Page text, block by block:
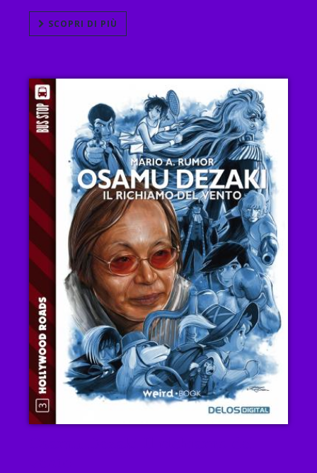
SCOPRI DI PIÙ